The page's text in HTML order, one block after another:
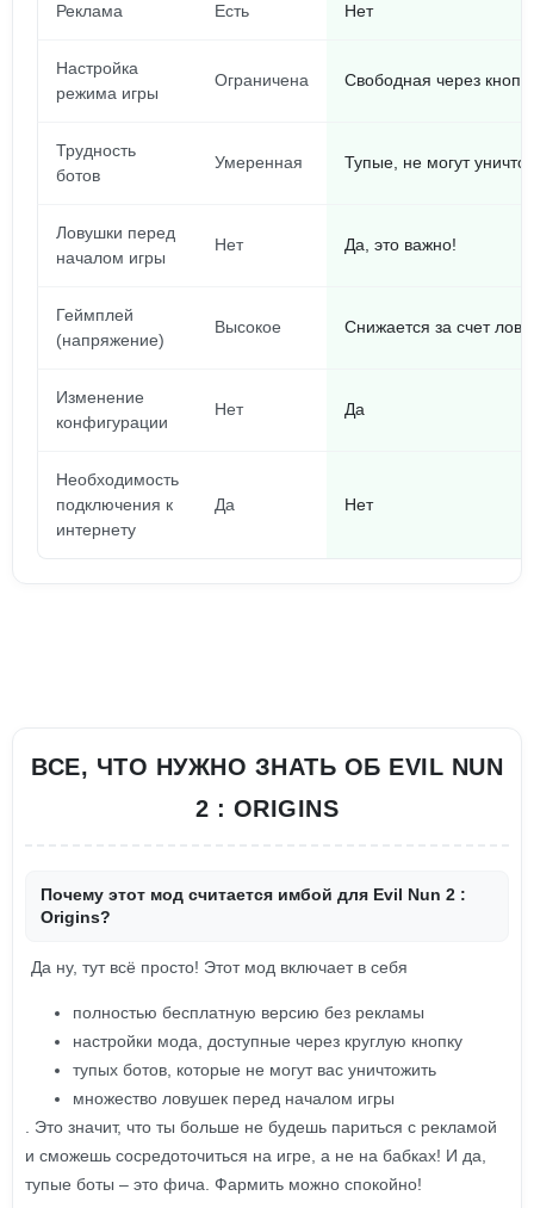
Реклама Есть Нет
Настройка
режима игры
Ограничена Свободная через
Трудность
ботов
Умеренная Тупые, не могут
Ловушки перед
началом игры
Нет Да, это важно!
Геймплей
(напряжение)
Высокое Снижается за счет
Изменение
конфигурации
Нет Да
Необходимость
подключения к
интернету
Да Нет
ВСЕ, ЧТО НУЖНО ЗНАТЬ ОБ EVIL NUN
2 : ORIGINS
Почему этот мод считается имбой для Evil Nun 2 :
Origins?
Да ну, тут всё просто! Этот мод включает в себя
полностью бесплатную версию без рекламы
настройки мода, доступные через круглую кнопку
тупых ботов, которые не могут вас уничтожить
множество ловушек перед началом игры
. Это значит, что ты больше не будешь париться с рекламой
и сможешь сосредоточиться на игре, а не на бабках! И да,
тупые боты – это фича. Фармить можно спокойно!